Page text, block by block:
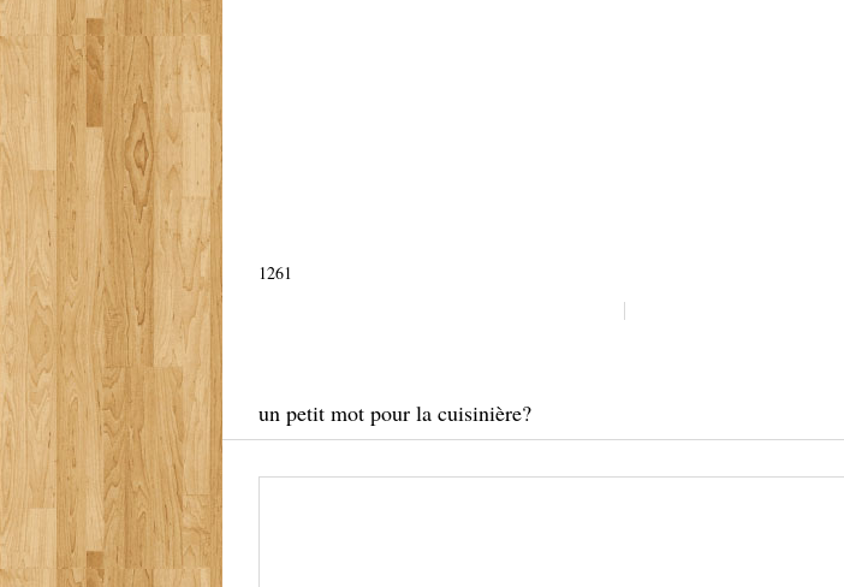
1261
un petit mot pour la cuisinière?